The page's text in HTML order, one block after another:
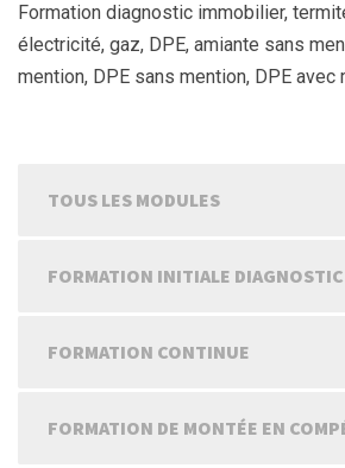
Formation diagnostic immobilier,
électricité, gaz, DPE, amiante sans
mention, DPE sans mention, DPE avec
TOUS LES MODULES
FORMATION INITIALE
FORMATION CONTINUE
FORMATION DE MONTÉE EN